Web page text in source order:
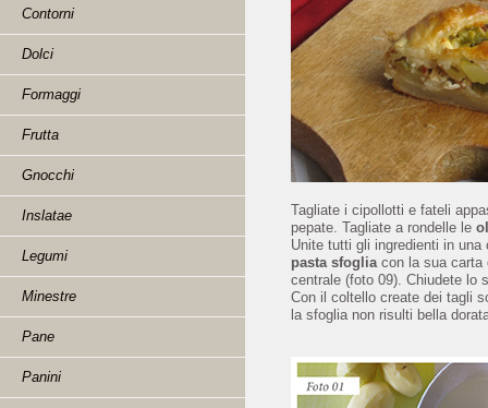
Contorni
Dolci
Formaggi
Frutta
Gnocchi
Inslatae
Legumi
Minestre
Pane
Panini
Tagliate i cipollotti e fateli
pepate. Tagliate a rondelle le
Unite tutti gli ingredienti in
pasta sfogliacon la sua carta
centrale (foto 09). Chiudete lo
Con il coltello create dei tagli
la sfoglia non risulti bella